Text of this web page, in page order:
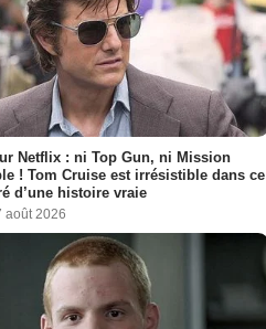
Netflix : ni Top Gun, ni Mission
! Tom Cruise est irrésistible dans ce
d’une histoire vraie
août 2026